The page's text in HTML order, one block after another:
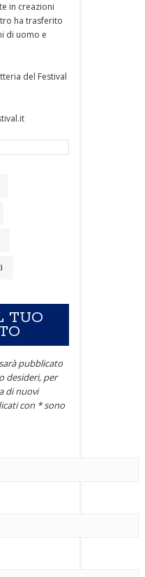
in creazioni
ha trasferito
di uomo e
del Festival
TUO
pubblicato
desideri, per
di nuovi
con * sono